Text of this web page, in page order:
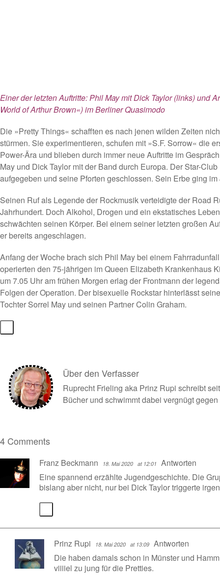
Einer der letzten Auftritte: Phil May mit Dick Taylor (links) und
World of Arthur Brown«) im Berliner Quasimodo
Die »Pretty Things« schafften es nach jenen wilden Zeiten
stürmen. Sie experimentieren, schufen mit »S.F. Sorrow« die
Power-Ära und blieben durch immer neue Auftritte im
May und Dick Taylor mit der Band durch Europa. Der Star-
aufgegeben und seine Pforten geschlossen. Sein Erbe ging
Seinen Ruf als Legende der Rockmusik verteidigte der Road
Jahrhundert. Doch Alkohol, Drogen und ein ekstatisches
schwächten seinen Körper. Bei einem seiner letzten großen
er bereits angeschlagen.
Anfang der Woche brach sich Phil May bei einem
operierten den 75-jährigen im Queen Elizabeth Krankenhaus
um 7.05 Uhr am frühen Morgen erlag der Frontmann der
Folgen der Operation. Der bisexuelle Rockstar hinterlässt
Tochter Sorrel May und seinen Partner Colin Graham.
Über den Verfasser
Ruprecht Frieling aka Prinz Rupi schreibt
Bücher und schwimmt dabei vergnügt
4 Comments
Franz Beckmann 18. Mai 2020 at 12:01
Antworten
Eine spannend erzählte Jugendgeschichte. Die
bislang aber nicht, nur bei Dick Taylor triggerte
Prinz Rupi 18. Mai 2020 at 13:09 Antworten
Die haben damals schon in Münster und
viiiiel zu jung für die Pretties.